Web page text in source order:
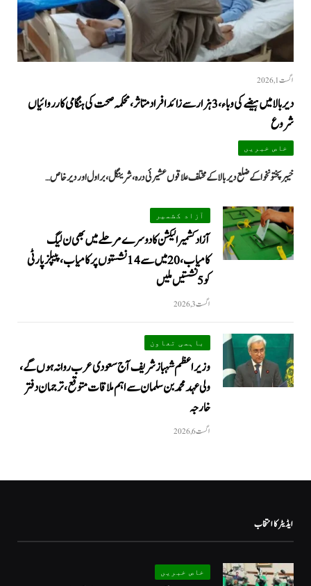
اگست 1, 2026
دیر بالا میں ہیضے کی وباء، 3 ہزار سے زائد افراد متاثر، محکمہ صحت کی ہنگامی کارروائیاں
شروع
خاص خبریں
خیبرپختونخوا کے ضلع دیر بالا کے مختلف علاقوں عشیرئی درہ، شرینگل، براول اور دیر خاص…
آزاد کشمیر
آزاد کشمیر الیکشن کا دوسرے مرحلے میں بھی ن لیگ
کامیاب، 20 میں سے 14 نشستوں پر کامیاب، پیپلزپارٹی
کو 5 نشستیں ملیں
اگست 3, 2026
باہمی تعاون
وزیراعظم شہباز شریف آج سعودی عرب روانہ ہوں گے،
ولی عہد محمد بن سلمان سے اہم ملاقات متوقع، ترجمان دفتر
خارجہ
اگست 6, 2026
ایڈیٹر کا انتخاب
خاص خبریں